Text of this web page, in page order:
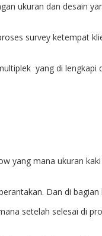
ukuran dan desain
survey ketempat
yang di lengkapi
yang mana ukuran
Dan di
setelah selesai di